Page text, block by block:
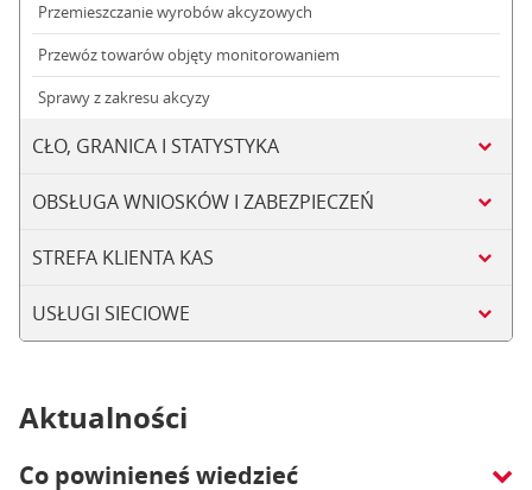
Przemieszczanie wyrobów akcyzowych
Przewóz towarów objęty monitorowaniem
Sprawy z zakresu akcyzy
CŁO, GRANICA I STATYSTYKA
OBSŁUGA WNIOSKÓW I ZABEZPIECZEŃ
STREFA KLIENTA KAS
USŁUGI SIECIOWE
Aktualności
Co powinieneś wiedzieć